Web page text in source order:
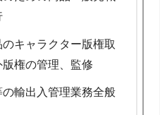
キャラクター版権取
権の管理、監修
輸出入管理業務全般